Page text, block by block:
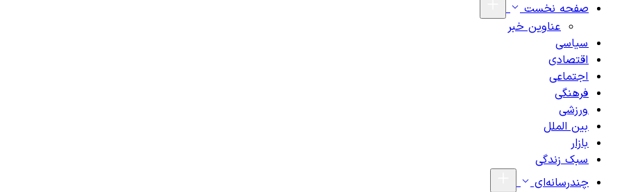
صفحه نخست
عناوین خبر
سیاسی
اقتصادی
اجتماعی
فرهنگی
ورزشی
بین الملل
بازار
سبک زندگی
چندرسانه‌ای